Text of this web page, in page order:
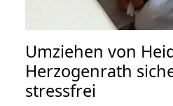
Umziehen von
Herzogenrath
stressfrei